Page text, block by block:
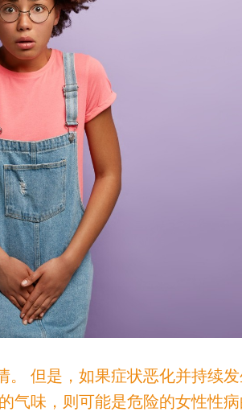
但是，如果症状恶化并持续
气味，则可能是危险的女性性